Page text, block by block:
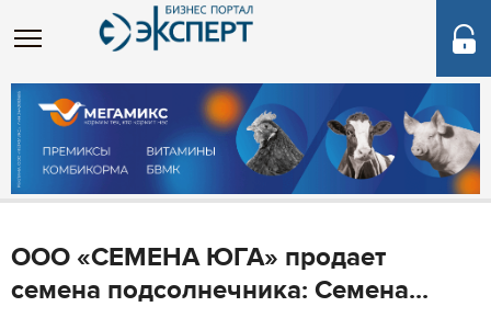
ООО «СЕМЕНА ЮГА» продает
семена подсолнечника: Семена...